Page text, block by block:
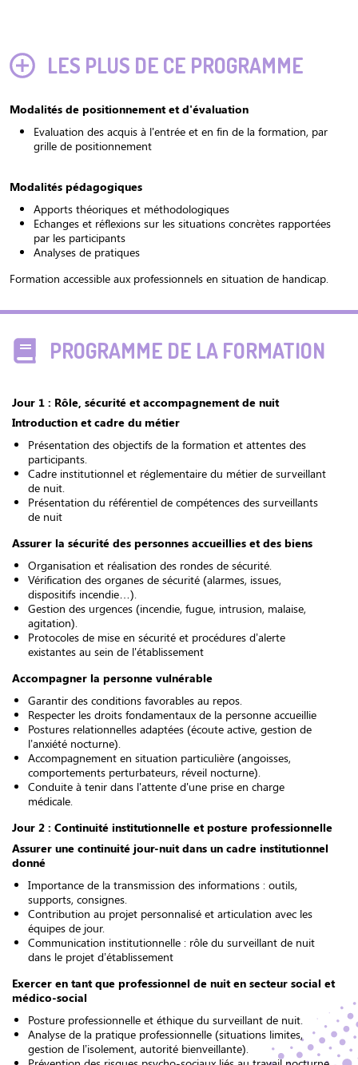
LES PLUS DE CE PROGRAMME
Modalités de positionnement et d'évaluation
Evaluation des acquis à l'entrée et en fin de la formation, par
grille de positionnement
Modalités pédagogiques
Apports théoriques et méthodologiques
Echanges et réflexions sur les situations concrètes rapportées
par les participants
Analyses de pratiques
Formation accessible aux professionnels en situation de handicap.
PROGRAMME DE LA FORMATION
Jour 1 : Rôle, sécurité et accompagnement de nuit
Introduction et cadre du métier
Présentation des objectifs de la formation et attentes des
participants.
Cadre institutionnel et réglementaire du métier de surveillant
de nuit.
Présentation du référentiel de compétences des surveillants
de nuit
Assurer la sécurité des personnes accueillies et des biens
Organisation et réalisation des rondes de sécurité.
Vérification des organes de sécurité (alarmes, issues,
dispositifs incendie…).
Gestion des urgences (incendie, fugue, intrusion, malaise,
agitation).
Protocoles de mise en sécurité et procédures d’alerte
existantes au sein de l'établissement
Accompagner la personne vulnérable
Garantir des conditions favorables au repos.
Respecter les droits fondamentaux de la personne accueillie
Postures relationnelles adaptées (écoute active, gestion de
l’anxiété nocturne).
Accompagnement en situation particulière (angoisses,
comportements perturbateurs, réveil nocturne).
Conduite à tenir dans l'attente d'une prise en charge
médicale.
Jour 2 : Continuité institutionnelle et posture professionnelle
Assurer une continuité jour-nuit dans un cadre institutionnel
donné
Importance de la transmission des informations : outils,
supports, consignes.
Contribution au projet personnalisé et articulation avec les
équipes de jour.
Communication institutionnelle : rôle du surveillant de nuit
dans le projet d’établissement
Exercer en tant que professionnel de nuit en secteur social et
médico-social
Posture professionnelle et éthique du surveillant de nuit.
Analyse de la pratique professionnelle (situations limites,
gestion de l’isolement, autorité bienveillante).